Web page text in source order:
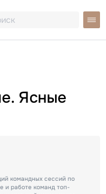
Ясные
командных сессий по
и работе команд топ-